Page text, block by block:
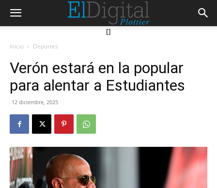
[]
Inicio Deportes
Verón estará en la popular
para alentar a Estudiantes
12 diciembre, 2025